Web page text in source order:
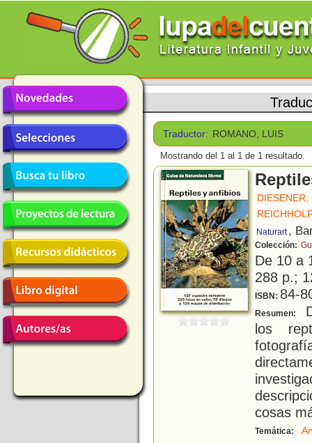
Traductor: ROMANO, LUIS
Mostrando del 1 al 1 de 1 resultado.
DIESENER,
Naturart ,
Colección:
De 10 a
288 p.;
ISBN: 84-
Resumen:
los
cosas
Temática: